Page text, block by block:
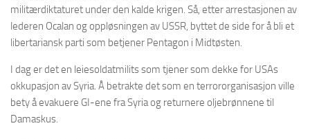
militærdiktaturet under den kalde krigen. Så, etter arrestasjonen av
lederen Ocalan og oppløsningen av USSR, byttet de side for å bli et
libertariansk parti som betjener Pentagon i Midtøsten.
I dag er det en leiesoldatmilits som tjener som dekke for USAs
okkupasjon av Syria. Å betrakte det som en terrororganisasjon ville
bety å evakuere GI-ene fra Syria og returnere oljebrønnene til
Damaskus.